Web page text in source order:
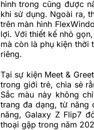
hình trong cũng được
khi sử dụng. Ngoài ra,
trên màn hình
lợi. Với thiết kế nhỏ
mà còn là phụ kiện thời
riêng.
Tại sự kiện Meet &
trong giới trẻ, chia sẻ
Sắc màu này không
trang đa dạng, từ năng
năng, Galaxy Z Flip7
thoại gập trong năm